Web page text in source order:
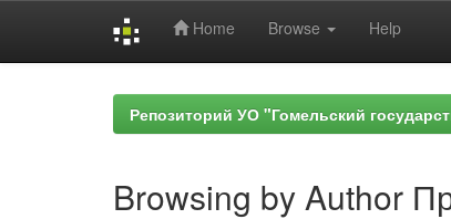
Home Browse Help
Репозиторий УО "Гомельский
Browsing by Author